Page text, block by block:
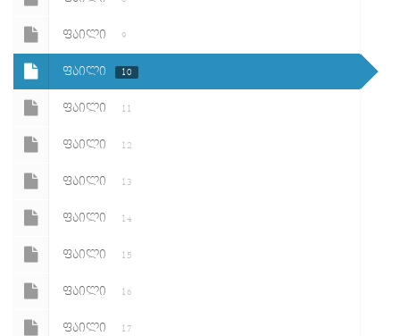
ᲤᲐᲘᲚᲘ 9
ᲤᲐᲘᲚᲘ 10
ᲤᲐᲘᲚᲘ 11
ᲤᲐᲘᲚᲘ 12
ᲤᲐᲘᲚᲘ 13
ᲤᲐᲘᲚᲘ 14
ᲤᲐᲘᲚᲘ 15
ᲤᲐᲘᲚᲘ 16
ᲤᲐᲘᲚᲘ 17